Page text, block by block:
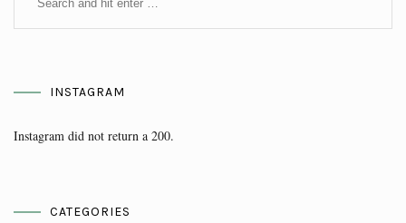
INSTAGRAM
Instagram did not return a 200.
CATEGORIES